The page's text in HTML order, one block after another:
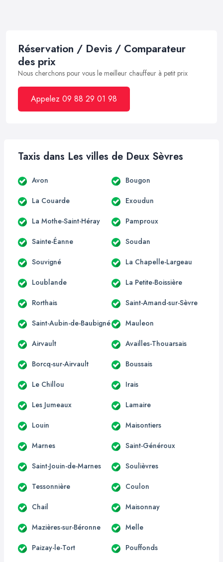
Réservation / Devis / Comparateur
des prix
Nous cherchons pour vous le meilleur chauffeur à petit prix
Appelez 09 88 29 01 98
Taxis dans Les villes de Deux Sèvres
Avon Bougon
La Couarde Exoudun
La Mothe-Saint-Héray Pamproux
Sainte-Éanne Soudan
Souvigné La Chapelle-Largeau
Loublande La Petite-Boissière
Rorthais Saint-Amand-sur-Sèvre
Saint-Aubin-de-Baubigné Mauleon
Airvault Availles-Thouarsais
Borcq-sur-Airvault Boussais
Le Chillou Irais
Les Jumeaux Lamaire
Louin Maisontiers
Marnes Saint-Généroux
Saint-Jouin-de-Marnes Soulièvres
Tessonnière Coulon
Chail Maisonnay
Mazières-sur-Béronne Melle
Paizay-le-Tort Pouffonds